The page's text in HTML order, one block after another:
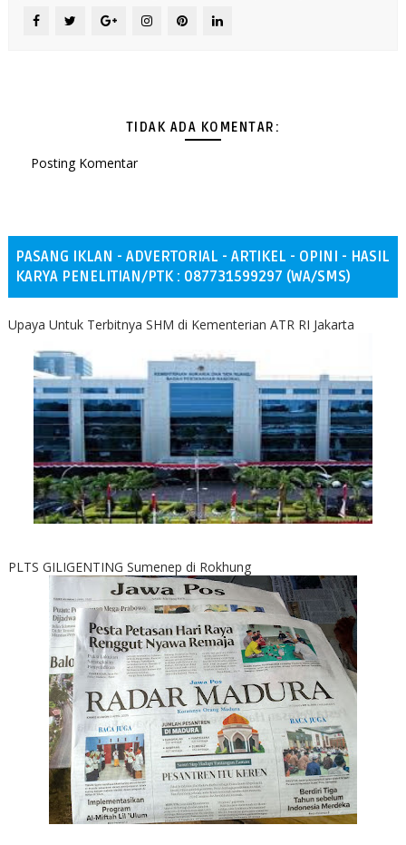
TIDAK ADA KOMENTAR:
Posting Komentar
PASANG IKLAN - ADVERTORIAL - ARTIKEL - OPINI - HASIL
KARYA PENELITIAN/PTK : 087731599297 (WA/SMS)
Upaya Untuk Terbitnya SHM di Kementerian ATR RI Jakarta
PLTS GILIGENTING Sumenep di Rokhung